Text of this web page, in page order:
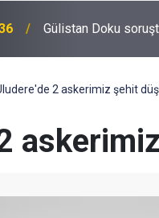
2 askerimiz şehit